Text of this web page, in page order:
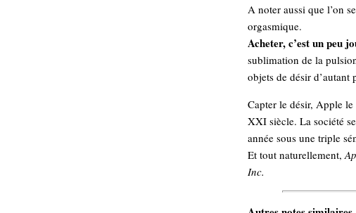
A noter aussi que l’on
orgasmique.
Acheter, c’est un peu
sublimation de la
objets de désir d’autant
Capter le désir, Apple
XXI siècle. La société
année sous une triple
Et tout naturellement,
Inc.